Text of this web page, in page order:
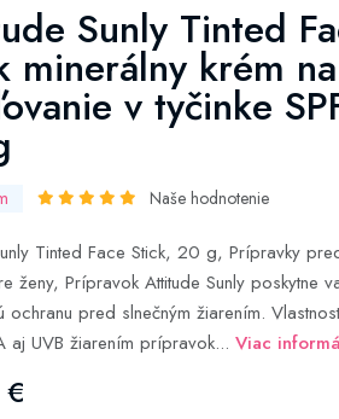
Sunly Tinted
minerálny krém na
v tyčinke
Naše hodnotenie
Tinted Face Stick, 20 g, Prípravky
ženy, Prípravok Attitude Sunly poskytne
ochranu pred slnečným žiarením.
aj UVB žiarením prípravok... Viac
€